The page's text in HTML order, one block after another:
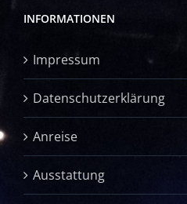
INFORMATIONEN
Impressum
Datenschutzerklärung
Anreise
Ausstattung